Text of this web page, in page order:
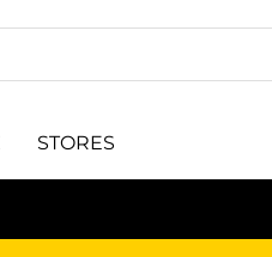
STORES